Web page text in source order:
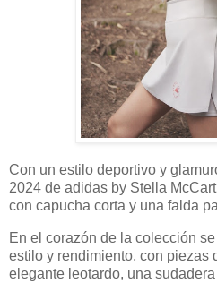
Con un estilo deportivo y
2024 de adidas by Stella
con capucha corta y una falda
En el corazón de la colección
estilo y rendimiento, con piezas
elegante leotardo, una